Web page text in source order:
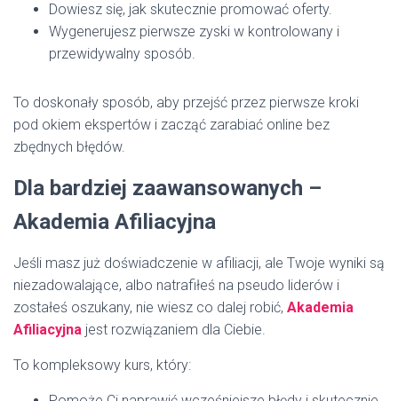
Dowiesz się, jak skutecznie promować oferty.
Wygenerujesz pierwsze zyski w kontrolowany i
przewidywalny sposób.
To doskonały sposób, aby przejść przez pierwsze kroki
pod okiem ekspertów i zacząć zarabiać online bez
zbędnych błędów.
Dla bardziej zaawansowanych –
Akademia Afiliacyjna
Jeśli masz już doświadczenie w afiliacji, ale Twoje wyniki są
niezadowalające, albo natrafiłeś na pseudo liderów i
zostałeś oszukany, nie wiesz co dalej robić, Akademia
Afiliacyjna jest rozwiązaniem dla Ciebie.
To kompleksowy kurs, który: